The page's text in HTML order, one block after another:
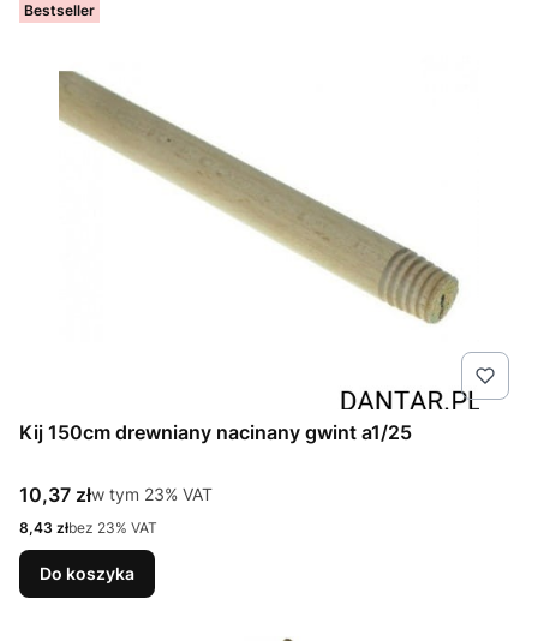
Bestseller
Kij 150cm drewniany nacinany gwint a1/25
Cena brutto
10,37 złw tym %s VAT
w tym 23% VAT
Cena netto
8,43 złbez 23% VAT
Do koszyka